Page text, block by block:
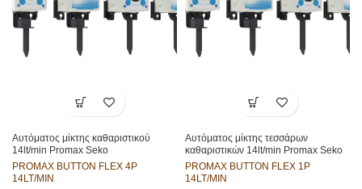
Αυτόματος μίκτης καθαριστικού
14lt/min Promax Seko
PROMAX BUTTON FLEX 4P
14LT/MIN
Αυτόματος μίκτης τεσσάρων
καθαριστικών 14lt/min Promax Seko
PROMAX BUTTON FLEX 1P
14LT/MIN